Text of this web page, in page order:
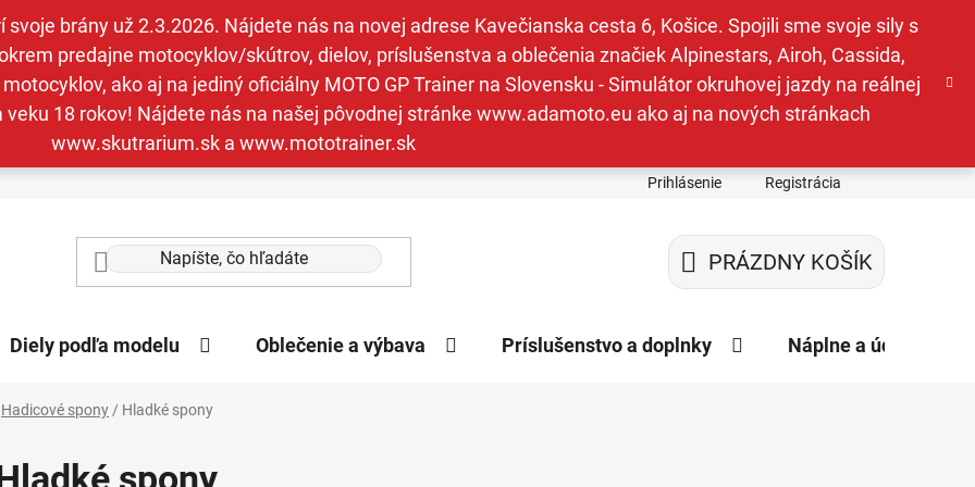
brány už 2.3.2026. Nájdete nás na novej adrese Kavečianska cesta 6, Košice. Spojili sme svoje sily s
predajne motocyklov/skútrov, dielov, príslušenstva a oblečenia značiek Alpinestars, Airoh, Cassida,
ako aj na jediný oficiálny MOTO GP Trainer na Slovensku - Simulátor okruhovej jazdy na reálnej
18 rokov! Nájdete nás na našej pôvodnej stránke www.adamoto.eu ako aj na nových stránkach
www.skutrarium.sk a www.mototrainer.sk
Prihlásenie Registrácia
NÁKUPNÝ
KOŠÍK
PRÁZDNY KOŠÍK
Diely podľa modelu Oblečenie a výbava Príslušenstvo a doplnky Náplne a údržba
Hadicové spony / Hladké spony
spony